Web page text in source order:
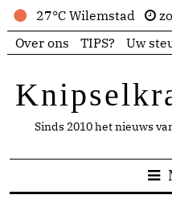
27°C Wilemstad
Over ons
TIPS? Uw
Sinds 2010 het nieuws